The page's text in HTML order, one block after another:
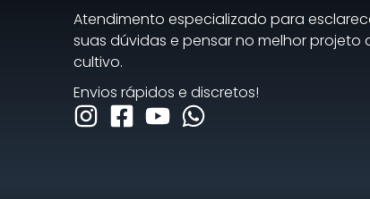
Atendimento especializado para
suas dúvidas e pensar no melhor projeto
cultivo.
Envios rápidos e discretos!